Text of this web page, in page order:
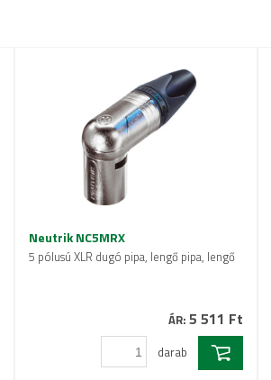
Neutrik NC5MRX
5 pólusú XLR dugó pipa, lengő pipa, lengő
ÁR: 5 511 Ft
darab